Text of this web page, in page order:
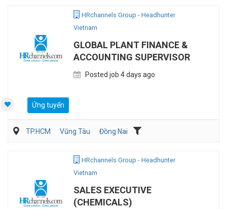
HRchannels Group - Headhunter
Vietnam
GLOBAL PLANT FINANCE &
ACCOUNTING SUPERVISOR
Posted job 4 days ago
Ứng tuyển
TP.HCM Vũng Tàu
Đồng Nai
HRchannels Group - Headhunter
Vietnam
SALES EXECUTIVE
(CHEMICALS)